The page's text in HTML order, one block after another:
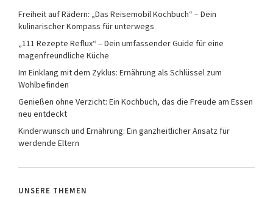
Freiheit auf Rädern: „Das Reisemobil Kochbuch“ – Dein
kulinarischer Kompass für unterwegs
„111 Rezepte Reflux“ – Dein umfassender Guide für eine
magenfreundliche Küche
Im Einklang mit dem Zyklus: Ernährung als Schlüssel zum
Wohlbefinden
Genießen ohne Verzicht: Ein Kochbuch, das die Freude am Essen
neu entdeckt
Kinderwunsch und Ernährung: Ein ganzheitlicher Ansatz für
werdende Eltern
UNSERE THEMEN